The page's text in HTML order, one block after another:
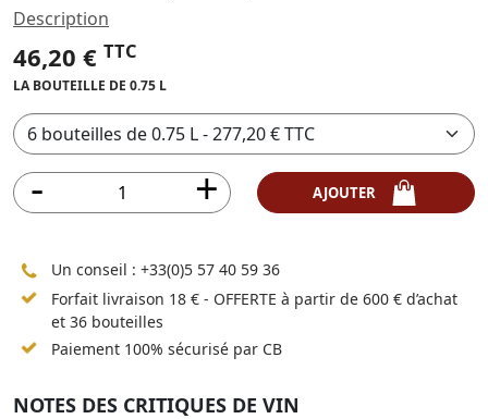
Description
46,20 € TTC
LA BOUTEILLE DE 0.75 L
Un conseil : +33(0)5 57 40 59 36
Forfait livraison 18 € - OFFERTE à partir de 600 € d’achat
et 36 bouteilles
Paiement 100% sécurisé par CB
NOTES DES CRITIQUES DE VIN